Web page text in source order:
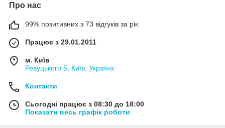
Про нас
99% позитивних з 73 відгуків за рік
Працює з 29.01.2011
м. Київ
Ревуцького 5, Київ, Україна
Контакти
Сьогодні працює з 08:30 до 18:00
Показати весь графік роботи